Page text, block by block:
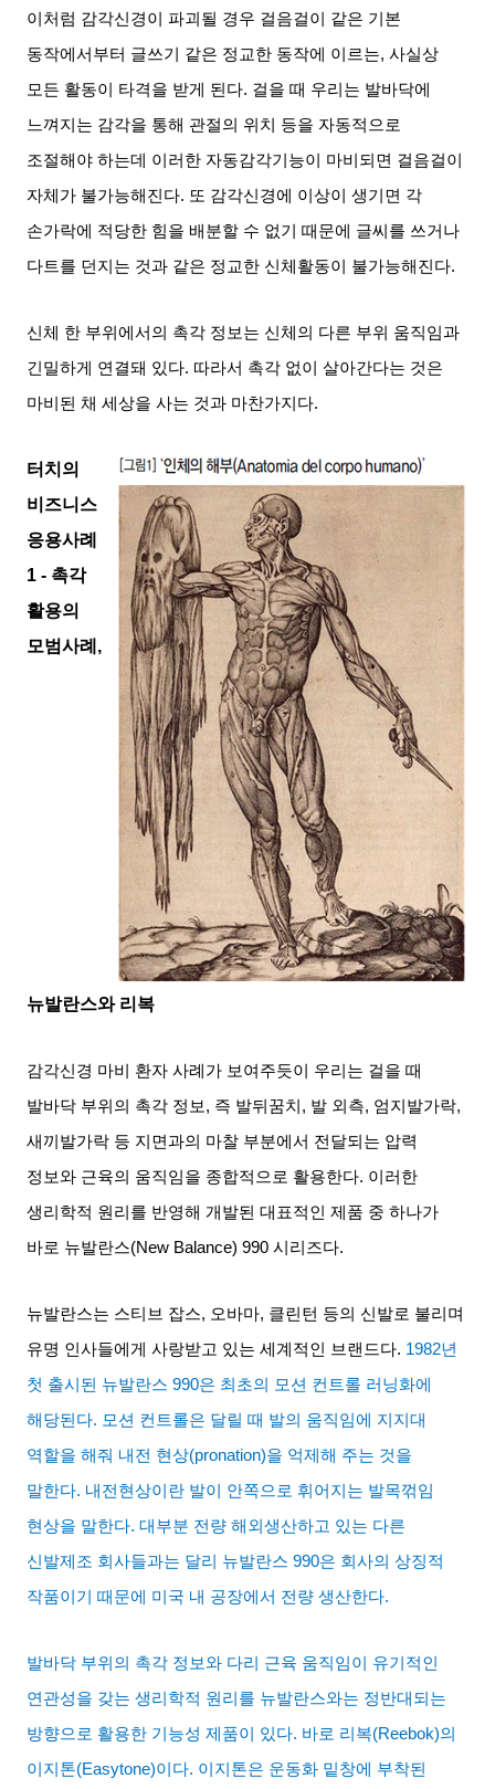
이처럼 감각신경이 파괴될 경우 걸음걸이 같은 기본
동작에서부터 글쓰기 같은 정교한 동작에 이르는,사실상
모든 활동이 타격을 받게 된다. 걸을 때 우리는 발바닥에
느껴지는 감각을 통해 관절의 위치 등을 자동적으로
조절해야 하는데 이러한 자동감각기능이 마비되면 걸음걸이
자체가 불가능해진다. 또 감각신경에 이상이 생기면 각
손가락에 적당한 힘을 배분할 수 없기 때문에 글씨를 쓰거나
다트를 던지는 것과 같은 정교한 신체활동이 불가능해진다.
신체 한 부위에서의 촉각 정보는 신체의 다른 부위 움직임과
긴밀하게 연결돼 있다. 따라서 촉각 없이 살아간다는 것은
마비된 채 세상을 사는 것과 마찬가지다.
터치의
비즈니스
응용사례
1 - 촉각
활용의
모범사례 ,
뉴발란스와 리복
감각신경 마비 환자 사례가 보여주듯이 우리는 걸을 때
발바닥 부위의 촉각 정보, 즉 발뒤꿈치 , 발 외측, 엄지발가락,
새끼발가락 등 지면과의 마찰 부분에서 전달되는 압력
정보와 근육의 움직임을 종합적으로 활용한다. 이러한
생리학적 원리를 반영해 개발된 대표적인 제품 중 하나가
바로 뉴발란스(New Balance) 990시리즈다.
뉴발란스는 스티브 잡스, 오바마, 클린턴 등의 신발로 불리며
유명 인사들에게 사랑받고 있는 세계적인 브랜드다. 1982년
첫 출시된 뉴발란스 990은 최초의 모션 컨트롤 러닝화에
해당된다. 모션 컨트롤은 달릴 때 발의 움직임에 지지대
역할을 해줘 내전 현상(pronation)을 억제해 주는 것을
말한다. 내전현상이란 발이 안쪽으로 휘어지는 발목꺾임
현상을 말한다.대부분 전량 해외생산하고 있는 다른
신발제조 회사들과는 달리 뉴발란스 990은 회사의 상징적
작품이기 때문에 미국 내 공장에서 전량 생산한다.
발바닥 부위의 촉각 정보와 다리 근육 움직임이 유기적인
연관성을 갖는 생리학적 원리를 뉴발란스와는 정반대되는
방향으로 활용한 기능성 제품이 있다. 바로 리복(Reebok)의
이지톤(Easytone)이다. 이지톤은 운동화 밑창에 부착된